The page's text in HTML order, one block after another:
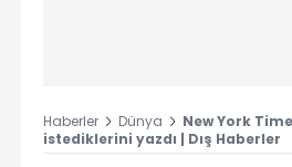
Haberler Dünya
New York
istediklerini yazdı | Dış Haberler